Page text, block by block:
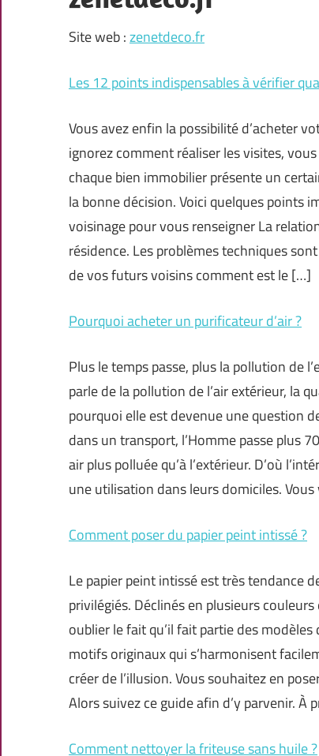
Site web :zenetdeco.fr
Les 12 points indispensables à vérifier
Vous avez enfin la possibilité d’acheter
ignorez comment réaliser les visites,
chaque bien immobilier présente un
la bonne décision. Voici quelques points
voisinage pour vous renseigner La
résidence. Les problèmes techniques
de vos futurs voisins comment est le […]
Pourquoi acheter un purificateur d’air ?
Plus le temps passe, plus la pollution de
parle de la pollution de l’air extérieur, la
pourquoi elle est devenue une question
dans un transport, l’Homme passe plus
air plus polluée qu’à l’extérieur. D’où
une utilisation dans leurs domiciles.
Comment poser du papier peint intissé ?
Le papier peint intissé est très tendance
privilégiés. Déclinés en plusieurs
oublier le fait qu’il fait partie des
motifs originaux qui s’harmonisent
créer de l’illusion. Vous souhaitez en
Alors suivez ce guide afin d’y parvenir. À
Comment nettoyer la friteuse sans huile ?